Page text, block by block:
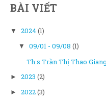
BÀI VIẾT
▼ 2024(1)
▼ 09/01 - 09/08 (1)
Th.s Trần Thị Thao
► 2023 (2)
► 2022(3)